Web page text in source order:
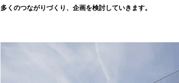
多くのつながりづくり、企画を検討していきます。